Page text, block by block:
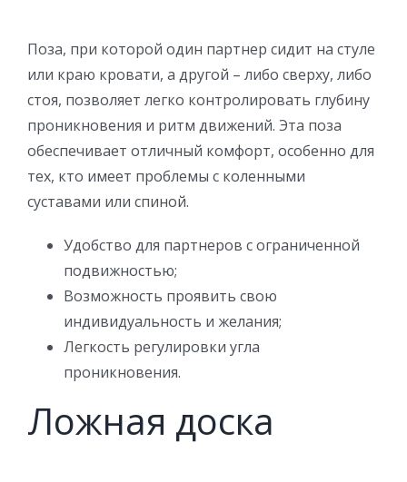
Поза, при которой один партнер сидит на стуле
или краю кровати, а другой – либо сверху, либо
стоя, позволяет легко контролировать глубину
проникновения и ритм движений. Эта поза
обеспечивает отличный комфорт, особенно для
тех, кто имеет проблемы с коленными
суставами или спиной.
Удобство для партнеров с ограниченной
подвижностью;
Возможность проявить свою
индивидуальность и желания;
Легкость регулировки угла
проникновения.
Ложная доска